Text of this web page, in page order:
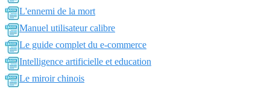
L'ennemi de la mort
Manuel utilisateur calibre
Le guide complet du e-commerce
Intelligence artificielle et education
Le miroir chinois